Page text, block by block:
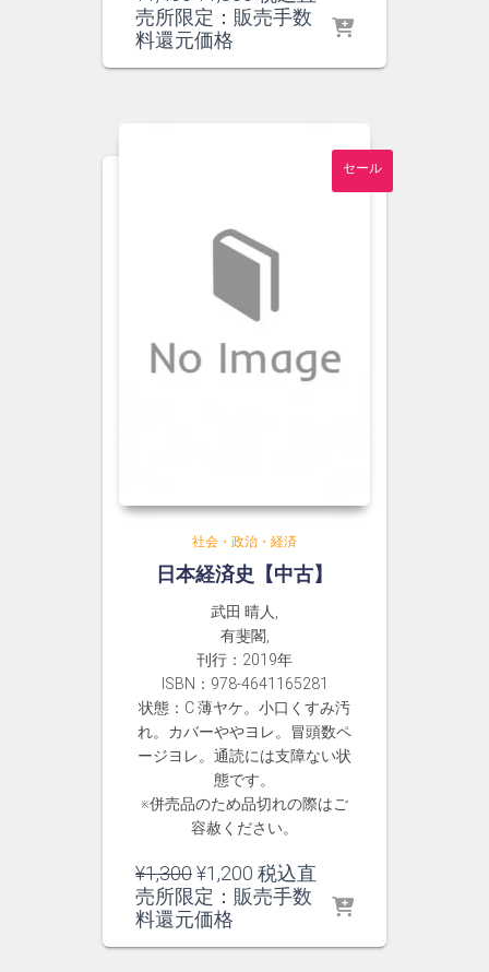
の
価
在
売所限定：販売手数
料還元価格
セール
社会・政治・経済
日本経済史【中古】
武田 晴人,
有斐閣,
刊行：2019年
ISBN：978-4641165281
状態：C 薄ヤケ。小口くすみ汚
れ。カバーややヨレ。冒頭数ペ
ージヨレ。通読には支障ない状
態です。
※併売品のため品切れの際はご
容赦ください。
¥1,300元
の
価
¥1,200 現
在
税込直
売所限定：販売手数
料還元価格